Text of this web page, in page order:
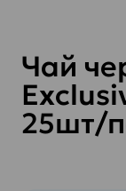
Чай
25шт/